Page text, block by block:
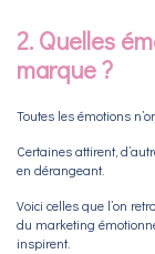
2. Quelles
marque ?
Toutes les émotions
Certaines attirent,
en dérangeant.
Voici celles que l’on
du marketing
inspirent.